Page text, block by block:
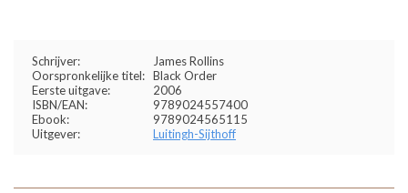
Schrijver:
James Rollins
Oorspronkelijke titel: Black Order
Eerste uitgave:
2006
ISBN/EAN:
9789024557400
Ebook:
9789024565115
Uitgever:
Luitingh-Sijthoff